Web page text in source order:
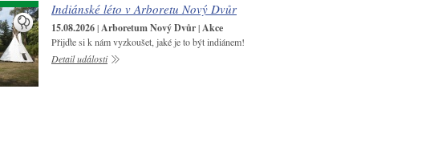
Indiánské léto v Arboretu Nový Dvůr
15.08.2026|Arboretum Nový Dvůr|Akce
Přijďte si k nám vyzkoušet, jaké je to být indiánem!
Detail události